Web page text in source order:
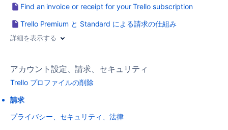
Find an invoice or receipt for your Trello subscription
Trello Premium と Standard による請求の仕組み
詳細を表示する
アカウント設定、請求、セキュリティ
Trello プロファイルの削除
請求
プライバシー、セキュリティ、法律